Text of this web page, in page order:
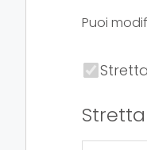
Puoi